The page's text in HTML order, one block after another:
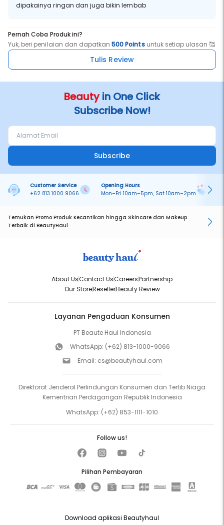
dipakainya ringan dan juga bikin lembab
Pernah Coba Produk ini?
Yuk, beri penilaian dan dapatkan500 Pointsuntuk setiap ulasan 🥰
Tulis Review
Beautyin One Click
Subscribe Now!
Subscribe
Customer Service
+62 813 1000 9066
Opening Hours
Mon–Fri 10am–5pm, Sat 10am–2pm
Temukan Promo Produk Kecantikan hingga Skincare dan Makeup
Terbaik di BeautyHaul
About UsContact UsCareersPartnership
Our StoreResellerBeauty Review
Layanan Pengaduan Konsumen
PT Beaute Haul Indonesia
WhatsApp: (+62) 813-1000-9066
Email: cs@beautyhaul.com
Direktorat Jenderal Perlindungan Konsumen dan Tertib Niaga
Kementrian Perdagangan Republik Indonesia
WhatsApp: (+62) 853-1111-1010
Pilihan Pembayaran
Follow us!
Download aplikasi Beautyhaul